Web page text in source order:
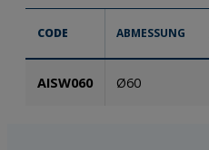
CODE ABMESSUNG
AISW060 Ø60